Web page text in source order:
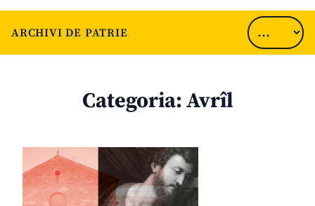
ARCHIVI DE PATRIE
Categoria:Avrîl